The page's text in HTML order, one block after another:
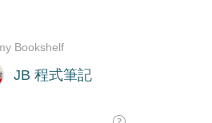
JB 程式筆記
Bookshelf